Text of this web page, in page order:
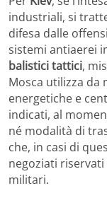
industriali, si
difesa dalle
sistemi antiaerei
balistici tattici,
Mosca utilizza
energetiche e
indicati, al
né modalità di
che, in casi di
negoziati
militari.